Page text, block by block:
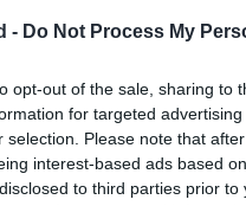
- Do Not Process My
opt-out of the sale, sharing to
for targeted
selection. Please note that
interest-based ads based
to third parties prior
grupo efectivo. En el
la colaboración y la